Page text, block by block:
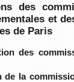
des
et
de Paris
des
de la